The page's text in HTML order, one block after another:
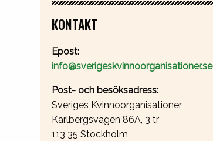
KONTAKT
Epost:
info@sverigeskvinnoorganisationer.se
Post- och besöksadress:
Sveriges Kvinnoorganisationer
Karlbergsvägen 86A, 3 tr
113 35 Stockholm